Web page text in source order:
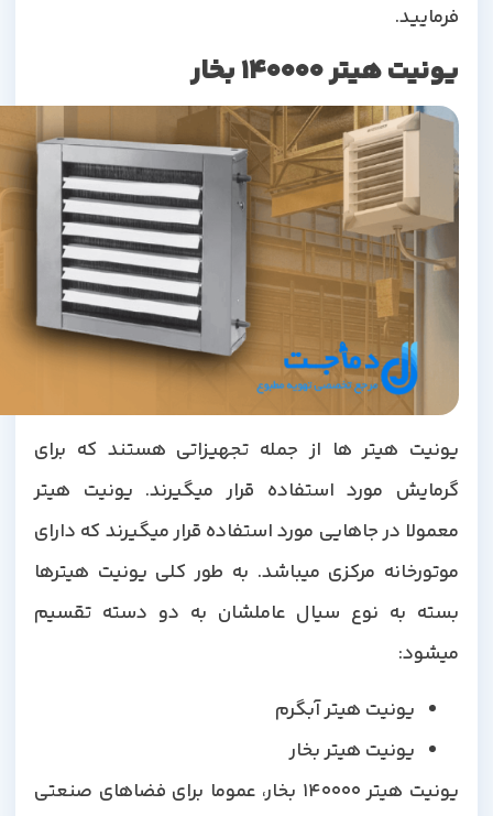
فرمایید.
یونیت هیتر 140000 بخار
یونیت هیتر ها از جمله تجهیزاتی هستند که برای
گرمایش مورد استفاده قرار میگیرند. یونیت هیتر
معمولا در جاهایی مورد استفاده قرار میگیرند که دارای
موتورخانه مرکزی میباشد. به طور کلی یونیت هیترها
بسته به نوع سیال عاملشان به دو دسته تقسیم
میشود:
یونیت هیتر آبگرم
یونیت هیتر بخار
یونیت هیتر 140000 بخار، عموما برای فضاهای صنعتی